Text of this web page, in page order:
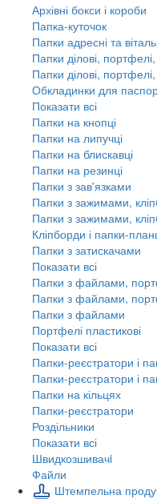
Архівні бокси і короби
Папка-куточок
Папки адресні та
Папки ділові,
Папки ділові,
Обкладинки для
Показати всі
Папки на кнопці
Папки на липучці
Папки на блискавці
Папки на резинці
Папки з зав'язками
Папки з зажимами,
Папки з зажимами,
Кліпборди і папки-
Папки з затискачами
Показати всі
Папки з файлами,
Папки з файлами,
Папки з файлами
Портфелі пластикові
Показати всі
Папки-реєстратори і
Папки-реєстратори і
Папки на кільцях
Папки-реєстратори
Роздільники
Показати всі
Швидкозшивачi
Файли
Штемпельна